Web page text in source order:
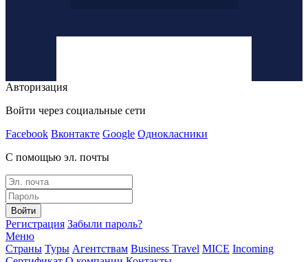
Авторизация
Войти через социальные сети
Facebook Вконтакте Google Однокласники
С помощью эл. почты
Войти
Регистрация Забыли пароль?
Меню
Страны Туры Агентствам Business Travel MICE Incoming